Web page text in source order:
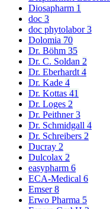
Diosapharm 1
doc 3
doc phytolabor3
Dolomia 70
Dr. Böhm 35
Dr. C. Soldan 2
Dr. Eberhardt 4
Dr. Kade 4
Dr. Kottas 41
Dr. Loges 2
Dr. Peithner3
Dr. Schmidgall 4
Dr. Schreibers 2
Ducray 2
Dulcolax 2
easypharm 6
ECA-Medical 6
Emser8
Erwo Pharma 5